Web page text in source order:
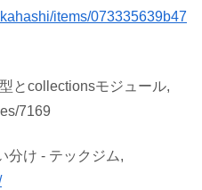
items/073335639b47
とcollectionsモジュール,
7169
分け - テックジム,